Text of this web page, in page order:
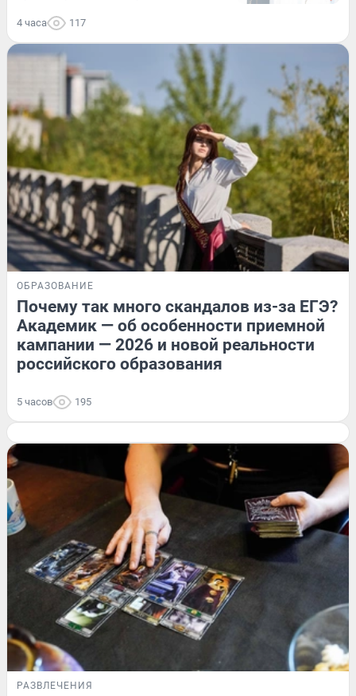
4 часа 117
ОБРАЗОВАНИЕ
Почему так много скандалов из-за ЕГЭ?
Академик — об особенности приемной
кампании — 2026 и новой реальности
российского образования
5 часов 195
РАЗВЛЕЧЕНИЯ